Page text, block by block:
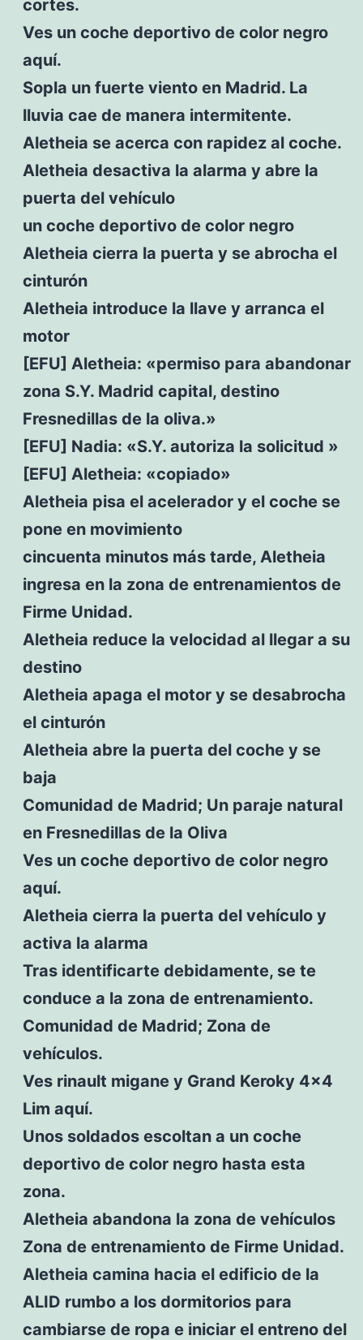
cortes.
Ves un coche deportivo de color negro
aquí.
Sopla un fuerte viento en Madrid. La
lluvia cae de manera intermitente.
Aletheia se acerca con rapidez al coche.
Aletheia desactiva la alarma y abre la
puerta del vehículo
un coche deportivo de color negro
Aletheia cierra la puerta y se abrocha el
cinturón
Aletheia introduce la llave y arranca el
motor
[EFU] Aletheia: «permiso para abandonar
zona S.Y. Madrid capital, destino
Fresnedillas de la oliva.»
[EFU] Nadia: «S.Y. autoriza la solicitud »
[EFU] Aletheia: «copiado»
Aletheia pisa el acelerador y el coche se
pone en movimiento
cincuenta minutos más tarde, Aletheia
ingresa en la zona de entrenamientos de
Firme Unidad.
Aletheia reduce la velocidad al llegar a su
destino
Aletheia apaga el motor y se desabrocha
el cinturón
Aletheia abre la puerta del coche y se
baja
Comunidad de Madrid; Un paraje natural
en Fresnedillas de la Oliva
Ves un coche deportivo de color negro
aquí.
Aletheia cierra la puerta del vehículo y
activa la alarma
Tras identificarte debidamente, se te
conduce a la zona de entrenamiento.
Comunidad de Madrid; Zona de
vehículos.
Ves rinault migane y Grand Keroky 4×4
Lim aquí.
Unos soldados escoltan a un coche
deportivo de color negro hasta esta
zona.
Aletheia abandona la zona de vehículos
Zona de entrenamiento de Firme Unidad.
Aletheia camina hacia el edificio de la
ALID rumbo a los dormitorios para
cambiarse de ropa e iniciar el entreno del